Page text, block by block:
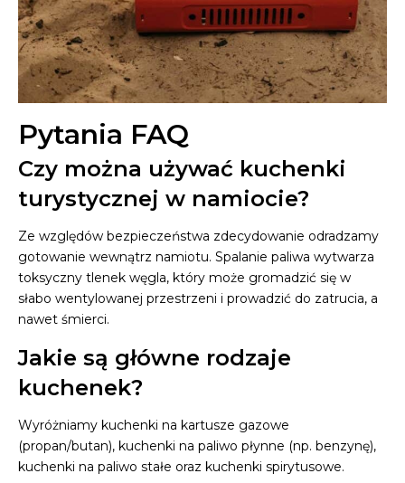
Pytania FAQ
Czy można używać kuchenki
turystycznej w namiocie?
Ze względów bezpieczeństwa zdecydowanie odradzamy
gotowanie wewnątrz namiotu. Spalanie paliwa wytwarza
toksyczny tlenek węgla, który może gromadzić się w
słabo wentylowanej przestrzeni i prowadzić do zatrucia, a
nawet śmierci.
Jakie są główne rodzaje
kuchenek?
Wyróżniamy kuchenki na kartusze gazowe
(propan/butan), kuchenki na paliwo płynne (np. benzynę),
kuchenki na paliwo stałe oraz kuchenki spirytusowe.